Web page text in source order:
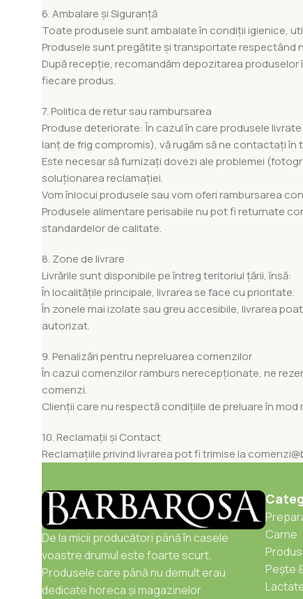
6. Ambalare și Siguranță
Toate produsele sunt ambalate în condiții igienice,
Produsele sunt pregătite și transportate respectând
După recepție, recomandăm depozitarea
fiecare produs.
7. Politica de retur sau rambursarea
Produse deteriorate: În cazul în care produsele
lanț de frig compromis), vă rugăm să ne contactați în
Este necesar să furnizați dovezi ale problemei
soluționarea reclamației.
Vom înlocui produsele sau vom oferi rambursarea
Produsele alimentare perisabile nu pot fi returnate
standardelor de calitate.
8. Zone de livrare
Livrările sunt disponibile pe întreg teritoriul țării, însă:
În localitățile principale, livrarea se face cu prioritate.
În zonele mai izolate sau greu accesibile, livrarea
autorizat.
9. Penalizări pentru nepreluarea comenzilor
În cazul comenzilor ramburs nerecepționate, ne
comenzi.
Clienții care nu respectă condițiile de preluare în
10. Reclamații și Contact
Reclamațiile privind livrarea pot fi trimise la
De la micii producători până în casele
voastre drumul este foarte scurt.
Produsele care până nu demult erau
dedicate horeca și magazinelor
Carne
Pește